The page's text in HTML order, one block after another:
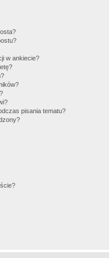
w ankiecie?
pisania tematu?